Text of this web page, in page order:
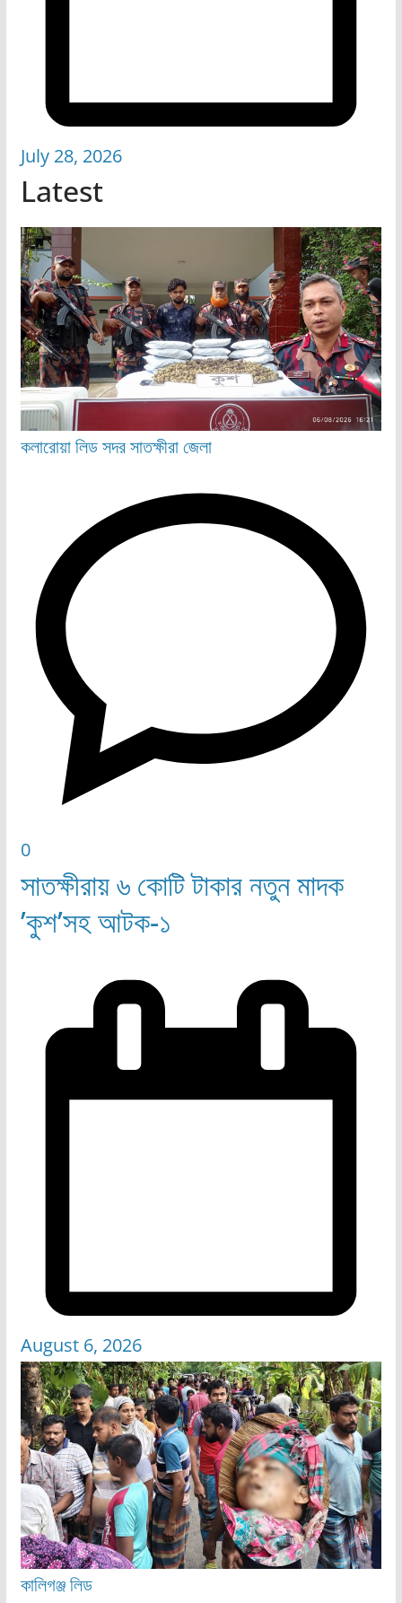
July 28, 2026
Latest
কলারোয়ালিডসদরসাতক্ষীরা জেলা
0
সাতক্ষীরায় ৬ কোটি টাকার নতুন মাদক
’কুশ’সহ আটক-১
August 6, 2026
কালিগঞ্জলিড